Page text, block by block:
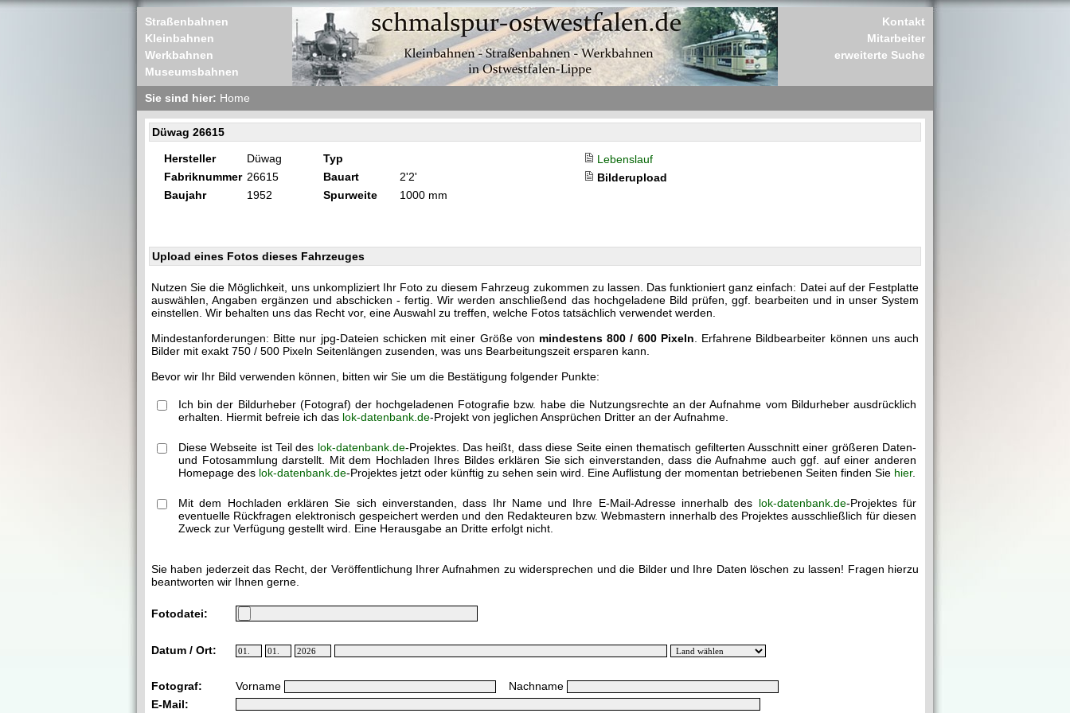
Straßenbahnen
Kleinbahnen
Werkbahnen
Museumsbahnen
Kontakt
Mitarbeiter
erweiterte Suche
Sie sind hier: Home
Düwag 26615
Hersteller Düwag Typ
Lebenslauf
Fabriknummer 26615 Bauart 2'2'
Bilderupload
Baujahr
1952 Spurweite 1000 mm
Upload eines Fotos dieses Fahrzeuges
Nutzen Sie die Möglichkeit, uns unkompliziert Ihr Foto zu diesem Fahrzeug zukommen zu lassen. Das funktioniert ganz einfach: Datei auf der Festplatte
auswählen, Angaben ergänzen und abschicken - fertig. Wir werden anschließend das hochgeladene Bild prüfen, ggf. bearbeiten und in unser System
einstellen. Wir behalten uns das Recht vor, eine Auswahl zu treffen, welche Fotos tatsächlich verwendet werden.
Mindestanforderungen: Bitte nur jpg-Dateien schicken mit einer Größe von mindestens 800 / 600 Pixeln . Erfahrene Bildbearbeiter können uns auch
Bilder mit exakt 750 / 500 Pixeln Seitenlängen zusenden, was uns Bearbeitungszeit ersparen kann.
Bevor wir Ihr Bild verwenden können, bitten wir Sie um die Bestätigung folgender Punkte:
Ich bin der Bildurheber (Fotograf) der hochgeladenen Fotografie bzw. habe die Nutzungsrechte an der Aufnahme vom Bildurheber ausdrücklich
erhalten. Hiermit befreie ich das lok-datenbank.de-Projekt von jeglichen Ansprüchen Dritter an der Aufnahme.
Diese Webseite ist Teil des lok-datenbank.de-Projektes. Das heißt, dass diese Seite einen thematisch gefilterten Ausschnitt einer größeren Daten-
und Fotosammlung darstellt. Mit dem Hochladen Ihres Bildes erklären Sie sich einverstanden, dass die Aufnahme auch ggf. auf einer anderen
Homepage des lok-datenbank.de-Projektes jetzt oder künftig zu sehen sein wird. Eine Auflistung der momentan betriebenen Seiten finden Sie hier.
Mit dem Hochladen erklären Sie sich einverstanden, dass Ihr Name und Ihre E-Mail-Adresse innerhalb des lok-datenbank.de-Projektes für
eventuelle Rückfragen elektronisch gespeichert werden und den Redakteuren bzw. Webmastern innerhalb des Projektes ausschließlich für diesen
Zweck zur Verfügung gestellt wird. Eine Herausgabe an Dritte erfolgt nicht.
Sie haben jederzeit das Recht, der Veröffentlichung Ihrer Aufnahmen zu widersprechen und die Bilder und Ihre Daten löschen zu lassen! Fragen hierzu
beantworten wir Ihnen gerne.
Fotodatei:
Datum / Ort:
Fotograf: Vorname
Nachname
E-Mail: